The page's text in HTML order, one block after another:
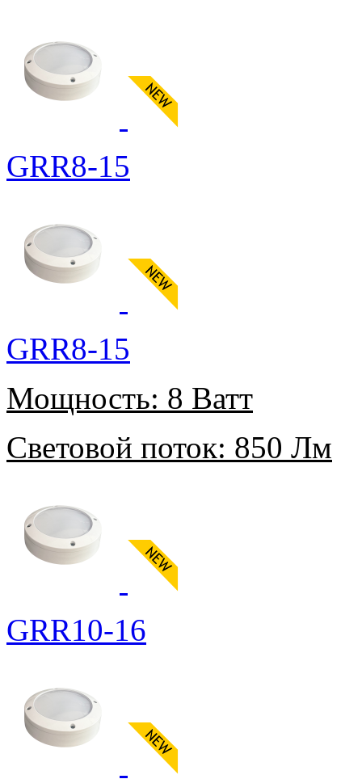
GRR8-15
GRR8-15
Мощность: 8 Ватт
Световой поток: 850 Лм
GRR10-16